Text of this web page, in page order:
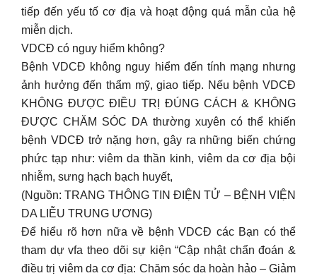
tiếp đến yếu tố cơ địa và hoạt động quá mẫn của hệ
miễn dịch.
VDCĐ có nguy hiểm không?
Bệnh VDCĐ không nguy hiểm đến tính mạng nhưng
ảnh hưởng đến thẩm mỹ, giao tiếp. Nếu bệnh VDCĐ
KHÔNG ĐƯỢC ĐIỀU TRỊ ĐÚNG CÁCH & KHÔNG
ĐƯỢC CHĂM SÓC DA thường xuyên có thể khiến
bệnh VDCĐ trở nặng hơn, gây ra những biến chứng
phức tạp như: viêm da thần kinh, viêm da cơ địa bội
nhiễm, sưng hạch bạch huyết,
(Nguồn: TRANG THÔNG TIN ĐIỆN TỬ – BỆNH VIỆN
DA LIỄU TRUNG ƯƠNG)
Để hiểu rõ hơn nữa về bệnh VDCĐ các Bạn có thể
tham dự vfa theo dõi sự kiện “Cập nhật chẩn đoán &
điều trị viêm da cơ địa: Chăm sóc da hoàn hảo – Giảm